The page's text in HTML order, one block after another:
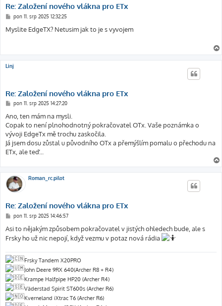
Re: Založení nového vlákna pro ETx
P
í
s
k
pon 11. srp 2025 12:32:25
Myslite EdgeTX? Netusim jak to je s vyvojem
Linj
Re: Založení nového vlákna pro ETx
P
í
s
p
ě
v
e
k
pon 11. srp 2025 14:27:20
Ano, ten mám na mysli.
Copak to není plnohodnotný pokračovatel OTx. Vaše poznámka o
vývoji EdgeTx mě trochu zaskočila.
Já jsem dosu zůstal u původního OTx a přemýšlím pomalu o přechodu na
ETx, ale teď...
Roman_rc.pilot
Re: Založení nového vlákna pro ETx
P
í
s
p
v
e
k
pon 11. srp 2025 14:46:57
Asi to nějakým způsobem pokračovatel v jistých ohledech bude, ale s
Frsky ho už nic nepojí, když vezmu v potaz nová rádia
Frsky Tandem X20PRO
John Deere 9RX 640(Archer R8 + R4)
Krampe Halfpipe HP20 (Archer R4)
Väderstad Spirit ST600s (Archer R6)
Kverneland iXtrac T6 (Archer R6)